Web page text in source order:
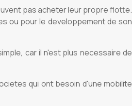
pas acheter leur propre flotte.
ou pour le developpement de son
car il n'est plus necessaire de
qui ont besoin d'une mobilite